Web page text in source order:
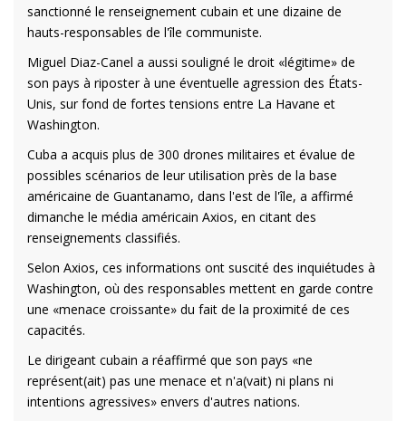
sanctionné le renseignement cubain et une dizaine de
hauts-responsables de l'île communiste.
Miguel Diaz-Canel a aussi souligné le droit «légitime» de
son pays à riposter à une éventuelle agression des États-
Unis, sur fond de fortes tensions entre La Havane et
Washington.
Cuba a acquis plus de 300 drones militaires et évalue de
possibles scénarios de leur utilisation près de la base
américaine de Guantanamo, dans l'est de l'île, a affirmé
dimanche le média américain Axios, en citant des
renseignements classifiés.
Selon Axios, ces informations ont suscité des inquiétudes à
Washington, où des responsables mettent en garde contre
une «menace croissante» du fait de la proximité de ces
capacités.
Le dirigeant cubain a réaffirmé que son pays «ne
représent(ait) pas une menace et n'a(vait) ni plans ni
intentions agressives» envers d'autres nations.